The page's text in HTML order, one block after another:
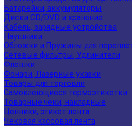
Батарейки, аккумуляторы
Диски CD/DVD и хранение
Кабель, зарядные устройства
Наушники
Обложки и Пружины для
Сетевые фильтры, Удлинители
Флешки
Фонари, Лазерные указки
Товары для торговли
Самоклеющиеся термоэтикетки
Товарные чеки, накладные
Ценники, этикет лента
Чековая кассовая лента